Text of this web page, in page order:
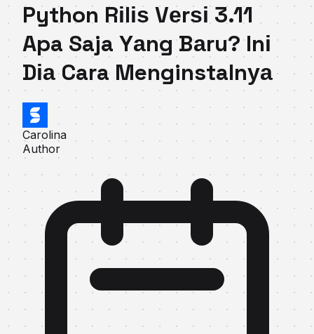
Python Rіlіѕ Vеrѕі 3.11
Apa Saja Yаng Bаru? Inі
Dіа Cara Menginstalnуа
Carolina
Author